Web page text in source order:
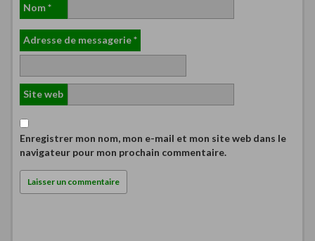
Nom*
Adresse de messagerie*
Site web
Enregistrer mon nom, mon e-mail et mon site web dans le
navigateur pour mon prochain commentaire.